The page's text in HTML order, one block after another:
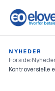
NYHEDER
Forside›Nyheder
Kontroversielle